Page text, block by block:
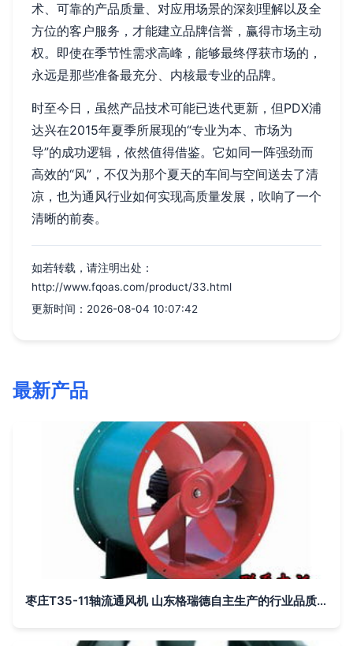
术、可靠的产品质量、对应用场景的深刻理解以及全
方位的客户服务，才能建立品牌信誉，赢得市场主动
权。即使在季节性需求高峰，能够最终俘获市场的，
永远是那些准备最充分、内核最专业的品牌。
时至今日，虽然产品技术可能已迭代更新，但PDX浦
达兴在2015年夏季所展现的“专业为本、市场为
导”的成功逻辑，依然值得借鉴。它如同一阵强劲而
高效的“风”，不仅为那个夏天的车间与空间送去了清
凉，也为通风行业如何实现高质量发展，吹响了一个
清晰的前奏。
如若转载，请注明出处：
http://www.fqoas.com/product/33.html
更新时间：2026-08-04 10:07:42
最新产品
枣庄T35-11轴流通风机 山东格瑞德自主生产的行业品质之选